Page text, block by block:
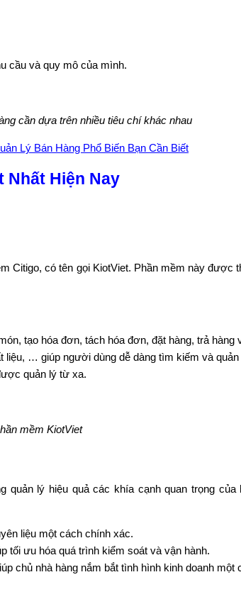
cầu và quy mô của mình.
cần dựa trên nhiều tiêu chí khác nhau
Lý Bán Hàng Phổ Biến Bạn Cần Biết
Nhất Hiện Nay
Citigo, có tên gọi KiotViet. Phần mềm này được
tạo hóa đơn, tách hóa đơn, đặt hàng, trả hàng
liệu, … giúp người dùng dễ dàng tìm kiếm và quản
quản lý từ xa.
mềm KiotViet
quản lý hiệu quả các khía cạnh quan trọng
liệu một cách chính xác.
tối ưu hóa quá trình kiểm soát và vận hành.
chủ nhà hàng nắm bắt tình hình kinh doanh một